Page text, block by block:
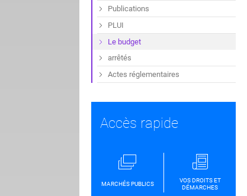
Publications
PLUI
Le budget
arrêtés
Actes réglementaires
Accès rapide
MARCHÉS PUBLICS
VOS DROITS ET
DÉMARCHES